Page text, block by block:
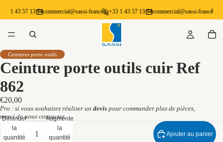
1 43 57 13 74commercial@sassi-france.fr+33 1 43 57 13 74commercial@sassi-france.fr
Ceintures porte outils
Ceinture porte outils cuir Ref
862
€20,00
Pro : si vous souhaitez réaliser un devis pour commander plus de pièces,
merci denous contacter.
Diminuer
la
quantité
Augmenter
la
quantité
Ajouter au panier